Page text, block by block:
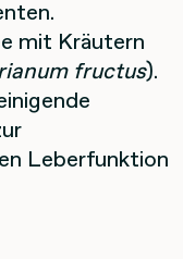
mit Kräutern
fructus).
Leberfunktion